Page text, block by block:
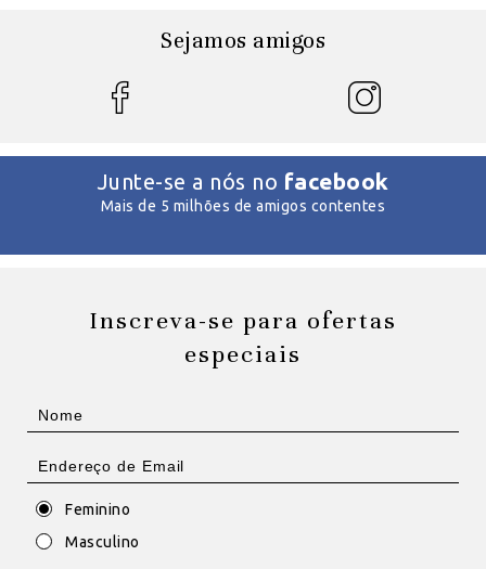
Sejamos amigos
Junte-se a nós no facebook
Mais de 5 milhões de amigos contentes
Inscreva-se para ofertas
especiais
Feminino
Masculino